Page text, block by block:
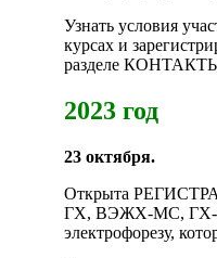
Узнать условия
курсах и
разделе КОНТАКТЫ,
2023 год
23 октября.
Открыта
ГХ, ВЭЖХ-МС, ГХ-
электрофорезу,